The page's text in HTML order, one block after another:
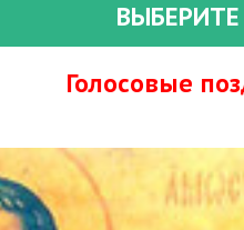
Голосовые